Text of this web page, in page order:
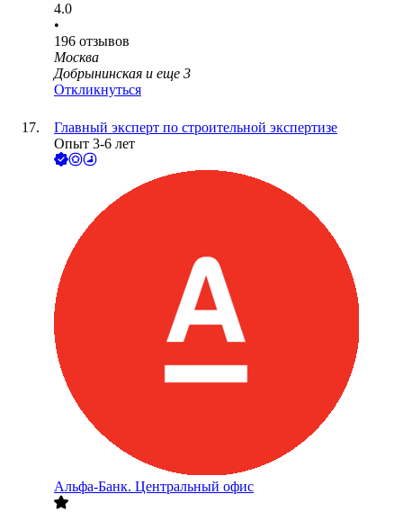
4.0
•
196 отзывов
Москва
Добрынинская и еще 3
Откликнуться
Главный эксперт по строительной экспертизе
Опыт 3-6 лет
Альфа-Банк. Центральный офис